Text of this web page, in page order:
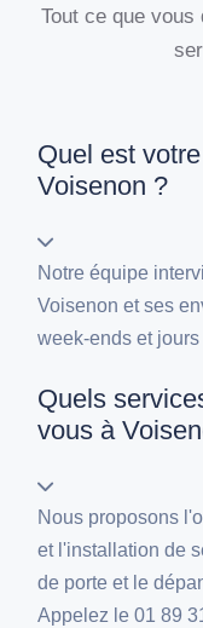
Tout ce que
Quel est
Voisenon ?
Notre équipe
Voisenon et ses
week-ends et jours
Quels
vous à
Nous proposons
et l'installation de
de porte et le
Appelez le 01 89